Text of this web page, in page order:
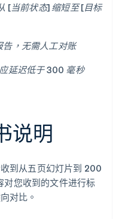
[当前状态] 缩短至 [目标
，无需人工对账
延迟低于 300 毫秒
说明
到从五页幻灯片到 200
对您收到的文件进行标
对比。